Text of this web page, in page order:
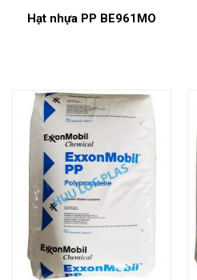
Hạt nhựa PP BE961MO